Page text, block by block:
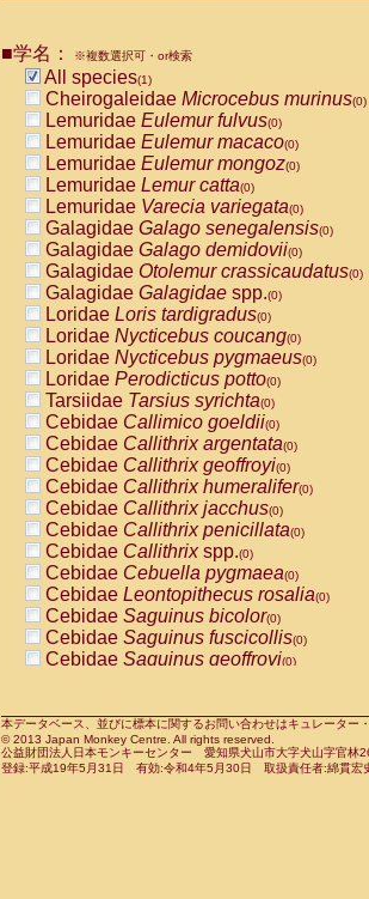
CebidaeCebus nigrivittatus
CebidaeCebus
CebidaeSaimiri boliviensis(0)
CebidaeSaimiri sciureus(0)
AtelidaeAlouatta caraya(0)
AtelidaeAlouatta fusca(0)
AtelidaeAlouatta seniculus
AtelidaeAlouattaspp.(0)
AtelidaeAteles belzebuth(0)
AtelidaeAteles geoffroyi(0)
AtelidaeAteles paniscus(0)
AtelidaeAtelesspp.(0)
Atelidae Lagothrix lagothricha
AtelidaeLagothrix lagothricha cana
PitheciidaeCacajao calvus
PitheciidaeCallicebus cupreus
PitheciidaeCallicebus donacophilus
PitheciidaeCallicebus moloch
PitheciidaeCallicebus torquatus
PitheciidaeCallicebusspp.(0)
PitheciidaeChiropotes satanas(0)
PitheciidaePithecia monachus
PitheciidaePithecia pithecia(0)
CercopithecidaeCercocebus agilis
CercopithecidaeCercocebus
CercopithecidaeCercocebus
CercopithecidaeCercocebus
CercopithecidaeCercocebus
CercopithecidaeCercocebushybrid
CercopithecidaePapio anubis(0)
CercopithecidaePapio cynocephalus
CercopithecidaePapio hamadryas(0)
■学名： ※複数選択可・or検索
All species(1)
Cheirogaleidae Microcebus murinus(0)
Lemuridae Eulemur fulvus(0)
Lemuridae Eulemur macaco(0)
Lemuridae Eulemur mongoz(0)
Lemuridae Lemur catta(0)
Lemuridae Varecia variegata(0)
Galagidae Galago senegalensis(0)
Galagidae Galago demidovii(0)
Galagidae Otolemur crassicaudatus(0)
Galagidae Galagidae spp.(0)
Loridae Loris tardigradus(0)
Loridae Nycticebus coucang(0)
Loridae Nycticebus pygmaeus(0)
Loridae Perodicticus potto(0)
Tarsiidae Tarsius syrichta(0)
Cebidae Callimico goeldii(0)
Cebidae Callithrix argentata(0)
Cebidae Callithrix geoffroyi(0)
Cebidae Callithrix humeralifer(0)
Cebidae Callithrix jacchus(0)
Cebidae Callithrix penicillata(0)
Cebidae Callithrixspp.(0)
Cebidae Cebuella pygmaea(0)
Cebidae Leontopithecus rosalia(0)
Cebidae Saguinus bicolor(0)
Cebidae Saguinus fuscicollis(0)
Cebidae Saguinus geoffroyi(0)
CebidaeSaguinus leucopus(0)
CebidaeSaguinus midas(0)
Cebidae Saguinus mystax(0)
本データベース、並びに標本に関するお問い合わせはキュレータ
© 2013 Japan Monkey Centre. All rights reserved.
公益財団法人日本モンキーセンター 愛知県犬山市大字犬山字官
登録:平成19年5月31日 有効:令和4年5月30日 取扱責任者:綿貫宏